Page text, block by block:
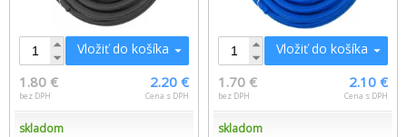
Vložiť do košíka
1.80 €
bez DPH
2.20 €
Cena s DPH
skladom
Vložiť do košíka
1.70 €
bez DPH
2.10 €
Cena s DPH
skladom